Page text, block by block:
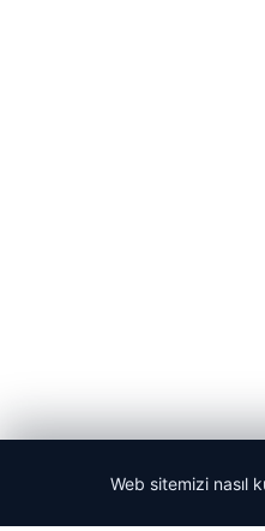
© 2026 Bülten
Web sitemizi nasıl